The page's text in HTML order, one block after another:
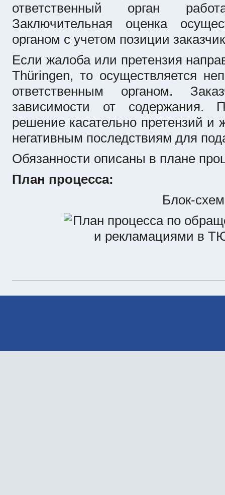
ответственный орган
Заключительная оценка
органом с учетом позиции
Если жалоба или претензия
Thüringen, то осуществляется
ответственным органом.
зависимости от содержания.
решение касательно претензий и
негативным последствиям для
Обязанности описаны в плане
План процесса:
Блок-